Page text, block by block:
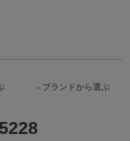
ブランドから選ぶ